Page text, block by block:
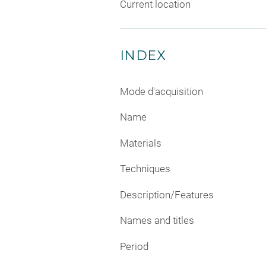
Current location
INDEX
Mode d'acquisition
Name
Materials
Techniques
Description/Features
Names and titles
Period